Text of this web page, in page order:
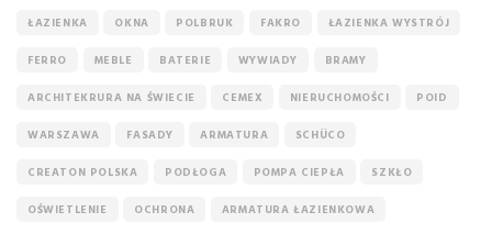
ŁAZIENKA OKNA POLBRUK FAKRO ŁAZIENKA WYSTRÓJ
FERRO MEBLE BATERIE WYWIADY BRAMY
ARCHITEKRURA NA ŚWIECIE CEMEX NIERUCHOMOŚCI POID
WARSZAWA FASADY ARMATURA SCHÜCO
CREATON POLSKA PODŁOGA POMPA CIEPŁA SZKŁO
OŚWIETLENIE OCHRONA ARMATURA ŁAZIENKOWA